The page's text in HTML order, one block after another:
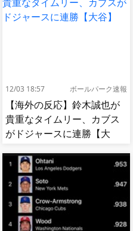
12/03 18:57 ボールパーク速報
【海外の反応】鈴木誠也が
貴重なタイムリー、カブス
がドジャースに連勝【大